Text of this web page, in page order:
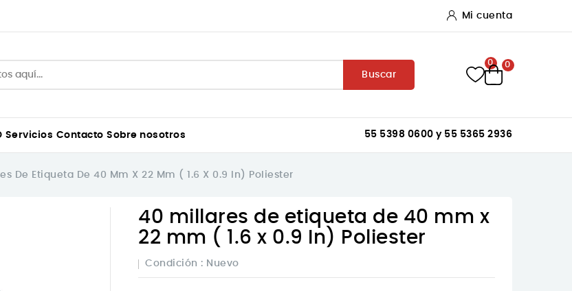
Mi cuenta
Buscar
0 0
Servicios Contacto Sobre nosotros 55 5398 0600 y 55 5365 2936
De Etiqueta De 40 Mm X 22 Mm ( 1.6 X 0.9 In) Poliester
40 millares de etiqueta de 40 mm x
22 mm ( 1.6 x 0.9 In) Poliester
Condición : Nuevo